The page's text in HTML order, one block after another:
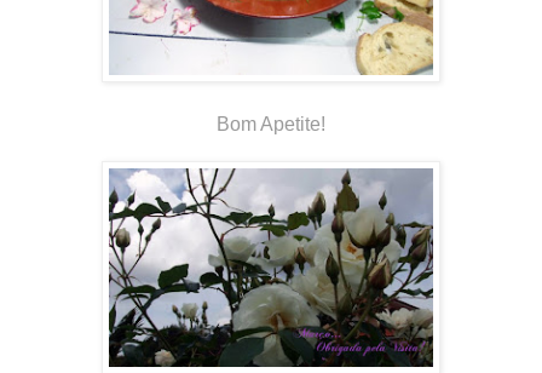
Bom Apetite!